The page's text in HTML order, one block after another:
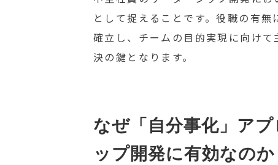
として捉えることです。役職の有
確立し、チームの目的実現に向け
決の鍵となります。
なぜ「自分事化」ア
ップ開発に有効なのか